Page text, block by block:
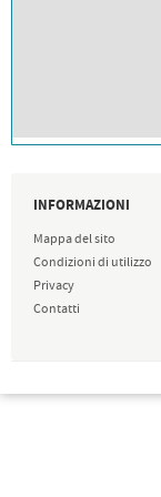
INFORMAZIONI
Mappa del sito
Condizioni di utilizzo
Privacy
Contatti